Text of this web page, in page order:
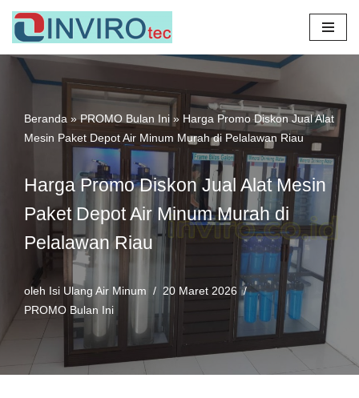
Lompat
ke
konten
Beranda »PROMO Bulan Ini » Harga Promo Diskon Jual Alat
Mesin Paket Depot Air Minum Murah di Pelalawan Riau
Harga Promo Diskon Jual Alat Mesin
Paket Depot Air Minum Murah di
Pelalawan Riau
oleh Isi Ulang Air Minum
20 Maret 2026
PROMO Bulan Ini